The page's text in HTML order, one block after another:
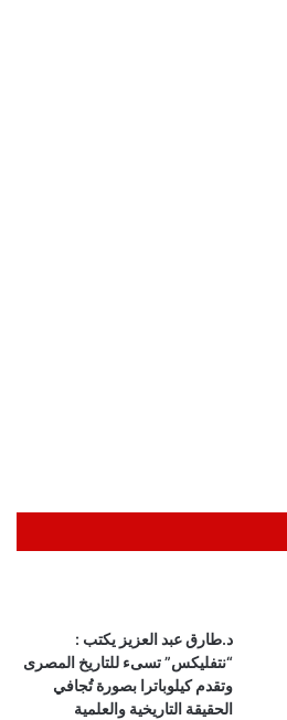
د.طارق عبد العزيز يكتب :
“نتفليكس” تسىء للتاريخ المصرى
وتقدم كيلوباترا بصورة تُجافي
الحقيقة التاريخية والعلمية